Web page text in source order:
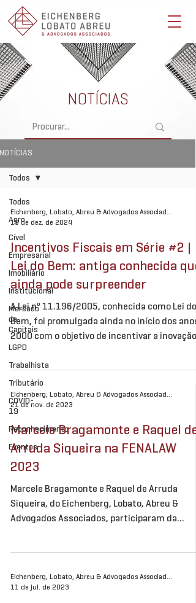
Eichenberg, Lobato, Abreu & Advogados Associados -
Advocacia Full Service
NOTÍCIAS
Todos
Agro
Cível
Empresarial
Imobiliário
Institucional
Mercado
de
Capitais
LGPD
Trabalhista
Tributário
COVID-
19
Reconhecimento
Eventos
Todos
Eichenberg, Lobato, Abreu & Advogados Associados
19 de dez. de 2024
Incentivos Fiscais em Série #2 |
Lei do Bem: antiga conhecida que
ainda pode surpreender
A Lei nº 11.196/2005, conhecida como Lei do
Bem, foi promulgada ainda no início dos anos
2000 com o objetivo de incentivar a
Eichenberg, Lobato, Abreu & Advogados Associados
21 de nov. de 2023
Marcele Bragamonte e Raquel de
Arruda Siqueira na FENALAW
2023
Marcele Bragamonte e Raquel de Arruda
Siqueira, do Eichenberg, Lobato, Abreu &
Advogados Associados, participaram da
Eichenberg, Lobato, Abreu & Advogados Associados
11 de jul. de 2023
NOTÍCIAS